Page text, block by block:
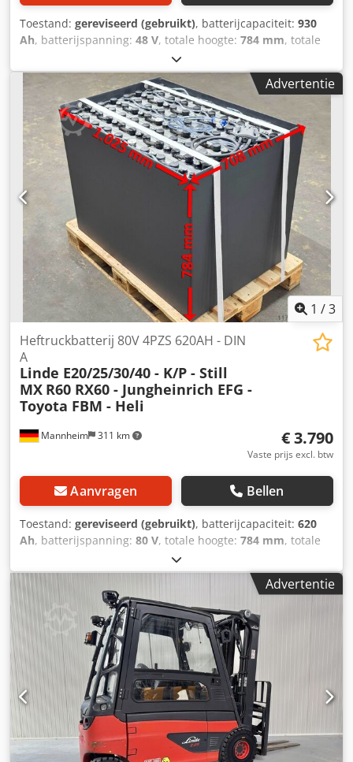
Toestand: gereviseerd (gebruikt), batterijcapaciteit: 930
Ah, batterijspanning: 48 V, totale hoogte: 784 mm, totale
, totale breedte:
heftruckaccu voor uw heftruck - 48V 6PZS 930AH - DIN A +
1 jaar garantie + Inclusief Aquamatik + Inclusief
eindafleider & REMA 320 stekker (andere stekkers kunnen
op verzoek worden gemonteerd) + Capaciteit: min. 90-
100% (C5 capaciteitsprotocol wordt bij levering
meegeleverd) + Leveringsjaar 2024 Crjdoy Rntyepfx Am Rjf
Afmetingen: Lengte 984 mm Breedte 630 mm Hoogte 650
mm Gewicht: ca. 1.050 kg Geschikt voor de volgende
modellen en meer: Linde E 18 – 322-00 Linde E 18 – 386-02
– zijwaartse wissel Linde E 18 Z – 322-00 Linde E 20 PHL –
335-00 Linde E 20 PHL – 386-00 Linde E 20 PHL – 386-02
Linde V – 5213-00 Linde V – 5213-01 Linde V MODULAR –
5213-00 Linde V MODULAR – 5214-00 Toyota/BT RR-B 8
Gangbare accumaten beschikbaar, graag informeren.
Transport mogelijk.
Advertentie
1 /3
Mannheim 311 km
Heftruckbatterij 80V 4PZS 620AH - DIN
A
Linde E20/25/30/40 - K/P - Still
MX R60 RX60 - Jungheinrich EFG -
Toyota FBM - Heli
€ 3.790
Vaste prijs excl. btw
Aanvragen Bellen
Toestand: gereviseerd (gebruikt), batterijcapaciteit: 620
Ah, batterijspanning: 80 V, totale hoogte: 784 mm, totale
, totale breedte:
heftruckbatterij voor uw heftruck - 80V 4PZS 620Ah - DIN A
+ 1 jaar garantie + inclusief aquamatic vulsysteem +
inclusief eindafleider en stekker REMA 320 (andere
stekkers kunnen op aanvraag gemonteerd worden) +
Capaciteit: min. 90-100% (C5 capaciteitsprotocollen worden
bij levering bijgevoegd) + Bouwjaar 2024 Afmetingen:
Lengte: 1.5 mm Breedte: 708 mm Hoogte: 784 mm Gewicht:
ca. 1.600 kg Geschikt voor de volgende modellen en meer:
Linde E 20 - 325-00 Linde E 20 / 600 - 387-00 Linde E 20 /
600 H - 1252-01 Linde E 20 / 600 H - 387-00 Linde E 20 / 600
RH - 387-00 Linde E 20 H - 387-00 Linde E 20 HOCH - 325-00
Linde E 20 HOCH - 336-00 Linde E 20 P - 325-00 Linde E 20
Advertentie